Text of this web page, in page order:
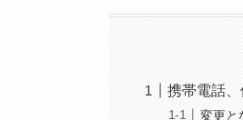
携帯電話
変更と